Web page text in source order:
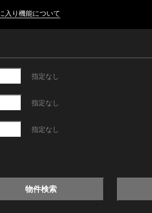
入り機能について
指定なし
指定なし
指定なし
物件検索